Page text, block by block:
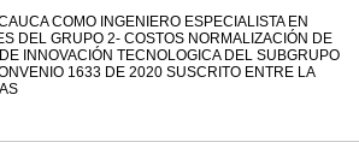
COMO INGENIERO ESPECIALISTA EN
DEL GRUPO 2- COSTOS NORMALIZACIÓN DE
INNOVACIÓN TECNOLOGICA DEL SUBGRUPO
1633 DE 2020 SUSCRITO ENTRE LA